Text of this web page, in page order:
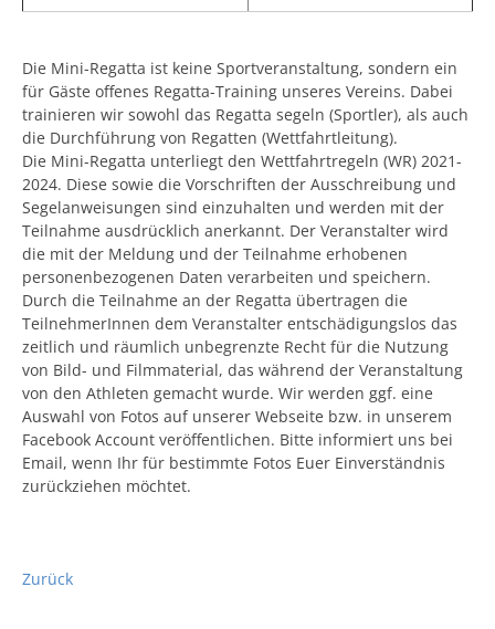
Die Mini-Regatta ist keine Sportveranstaltung, sondern ein
für Gäste offenes Regatta-Training unseres Vereins. Dabei
trainieren wir sowohl das Regatta segeln (Sportler), als auch
die Durchführung von Regatten (Wettfahrtleitung).
Die Mini-Regatta unterliegt den Wettfahrtregeln (WR) 2021-
2024. Diese sowie die Vorschriften der Ausschreibung und
Segelanweisungen sind einzuhalten und werden mit der
Teilnahme ausdrücklich anerkannt. Der Veranstalter wird
die mit der Meldung und der Teilnahme erhobenen
personenbezogenen Daten verarbeiten und speichern.
Durch die Teilnahme an der Regatta übertragen die
TeilnehmerInnen dem Veranstalter entschädigungslos das
zeitlich und räumlich unbegrenzte Recht für die Nutzung
von Bild- und Filmmaterial, das während der Veranstaltung
von den Athleten gemacht wurde. Wir werden ggf. eine
Auswahl von Fotos auf unserer Webseite bzw. in unserem
Facebook Account veröffentlichen. Bitte informiert uns bei
Email, wenn Ihr für bestimmte Fotos Euer Einverständnis
zurückziehen möchtet.
Zurück